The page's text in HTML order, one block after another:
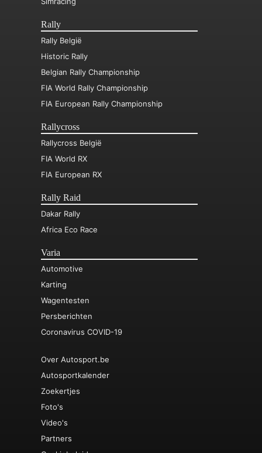
Rally
Rally België
Historic Rally
Belgian Rally Championship
FIA World Rally Championship
FIA European Rally Championship
Rallycross
Rallycross België
FIA World RX
FIA European RX
Rally Raid
Dakar Rally
Africa Eco Race
Varia
Automotive
Karting
Wagentesten
Persberichten
Coronavirus COVID-19
Over Autosport.be
Autosportkalender
Zoekertjes
Foto's
Video's
Partners